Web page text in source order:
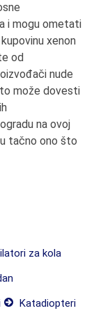
i mogu ometati
xenon
od
nude
može dovesti
na ovoj
tačno ono što
za kola
Katadiopteri